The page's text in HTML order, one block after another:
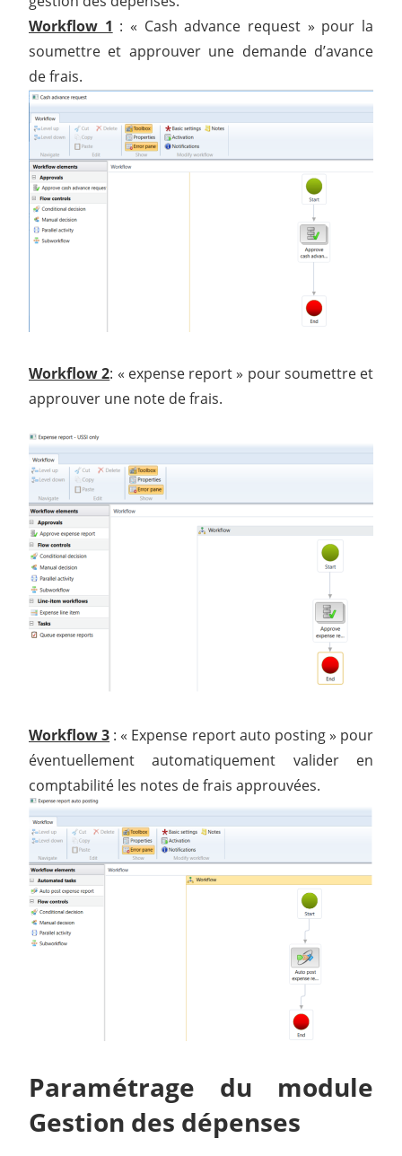
Workflow 1 : « Cash advance request » pour la
soumettre et approuver une demande d’avance
de frais.
Workflow 2: « expense report » pour soumettre et
approuver une note de frais.
Workflow 3 : « Expense report auto posting » pour
éventuellement automatiquement valider en
comptabilité les notes de frais approuvées.
Paramétrage du module
Gestion des dépenses